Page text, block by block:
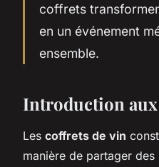
coffrets
en un événement
ensemble.
Introduction
Les coffrets de vin
manière de partager